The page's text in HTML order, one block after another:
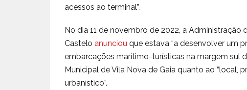
acessos ao terminal”.
No dia 11 de novembro de 2022, a Administração
Castelo anunciou que estava “a desenvolver um
embarcações marítimo-turísticas na margem sul
Municipal de Vila Nova de Gaia quanto ao “local,
urbanístico”.